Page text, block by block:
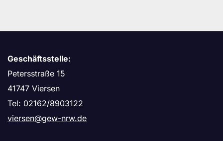
Geschäftsstelle:
Petersstraße 15
41747 Viersen
Tel: 02162/8903122
viersen@gew-nrw.de